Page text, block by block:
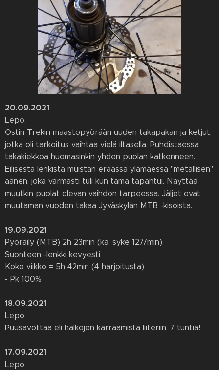
20.09.2021
Lepo.
Ostin Trekin maastopyörään uuden takapakan ja ketjut,
jotka oli tarkoitus vaihtaa vielä iltasella. Puhdistaessa
takakiekkoa huomasinkin yhden puolan katkenneen.
Eilisestä lenkistä muistan eräässä ylämäessä "metallisen"
äänen, joka varmasti tuli kun tämä tapahtui. Näyttää
muutkin puolat olevan vaihdon tarpeessa. Jäljet ovat
muutaman vuoden takaa Jyväskylän MTB -kisoista.
19.09.2021
Pyöräily (MTB) 2h 23min (ka. syke 127/min).
Suonteen -lenkki kevyesti.
Koko viikko = 5h 42min (4 harjoitusta)
- Pk 100%
18.09.2021
Lepo.
Puusavottaa eli halkojen kärräämistä liiteriin, 7 tuntia!
17.09.2021
Lepo.